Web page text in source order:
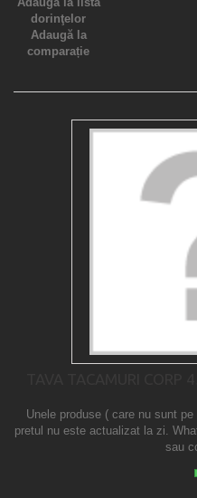
dorinţelor
Adaugă la
comparație
Unele produse ( care nu sunt
pretul nu este actualizat la zi.
sau